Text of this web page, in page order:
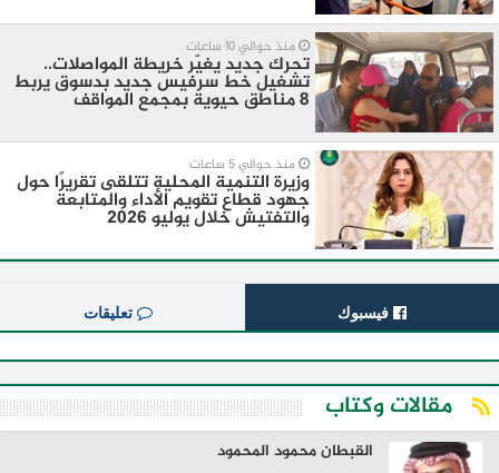
منذ حوالي 10 ساعات
تحرك جديد يغيّر خريطة المواصلات..
تشغيل خط سرفيس جديد بدسوق يربط
8 مناطق حيوية بمجمع المواقف
منذ حوالي 5 ساعات
وزيرة التنمية المحلية تتلقى تقريرًا حول
جهود قطاع تقويم الأداء والمتابعة
والتفتيش خلال يوليو 2026
فيسبوك تعليقات
مقالات وكتاب
القبطان محمود المحمود